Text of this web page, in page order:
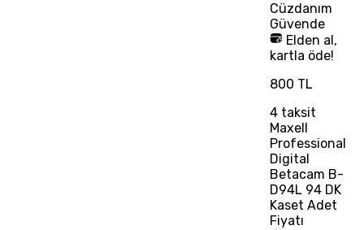
Cüzdanım
Güvende
Elden al,
kartla öde!
800 TL
4taksit
Maxell
Professional
Digital
Betacam B-
D94L 94 DK
Kaset Adet
Fiyatı